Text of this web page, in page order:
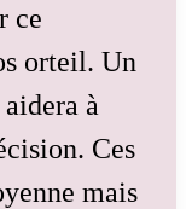
ce
orteil. Un
à
Ces
mais